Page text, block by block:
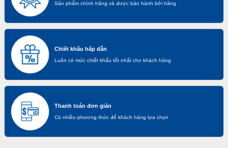
Sản phẩm chính hãng và được bảo hành bởi hãng
Chiết khấu hấp dẫn
Luôn có mức chiết khấu tốt nhất cho khách hàng
Thanh toán đơn giản
Có nhiều phương thức để khách hàng lựa chọn